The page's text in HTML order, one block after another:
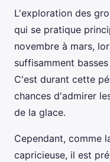
L'exploration des
qui se pratique
novembre à mars,
suffisamment
C'est durant cette
chances d'admirer
de la glace.
Cependant, comme
capricieuse, il est